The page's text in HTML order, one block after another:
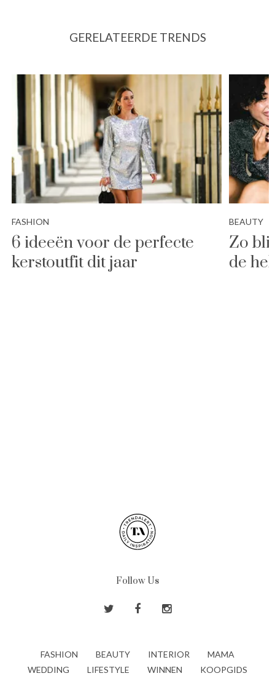
GERELATEERDE TRENDS
FASHION
6 ideeën voor de perfecte
kerstoutfit dit jaar
BEAUTY
Zo
de
Follow Us
FASHION BEAUTY INTERIOR
MAMA
WEDDING
LIFESTYLE WINNEN KOOPGIDS